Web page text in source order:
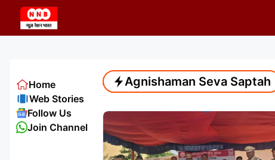
content
Agnishaman Seva Saptah
Home
Web Stories
Follow Us
Join Channel